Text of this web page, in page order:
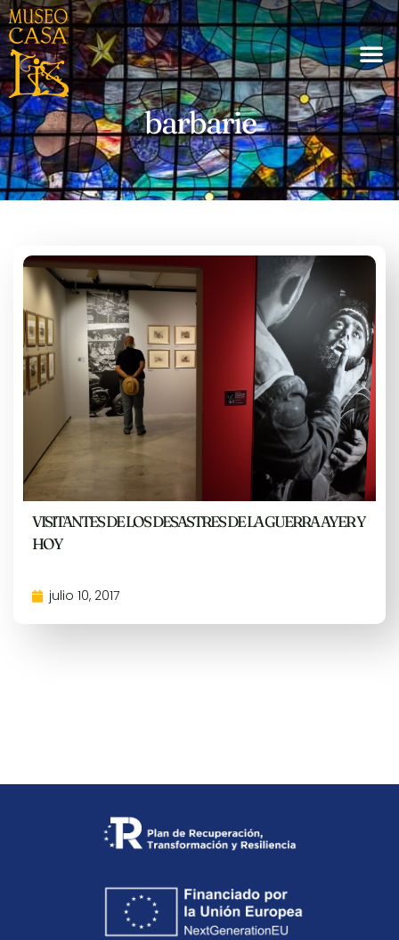
barbarie
VISITANTES DE LOS DESASTRES DE LA GUERRA AYER Y
HOY
julio 10, 2017